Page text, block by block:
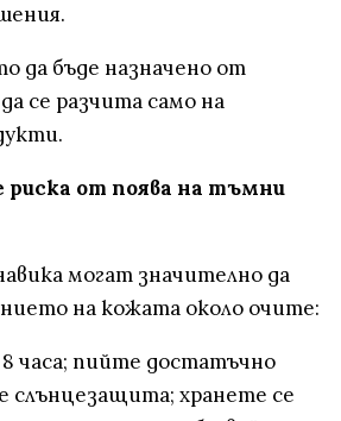
да бъде назначено от
се разчита само на
риска от поява на тъмни
могат значително да
на кожата около очите:
часа; пийте достатъчно
слънцезащита; хранете се